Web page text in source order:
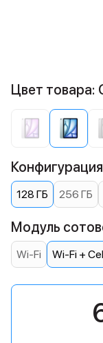
Цвет товара:
128 ГБ 256 ГБ
Модуль
Wi-Fi Wi-Fi +